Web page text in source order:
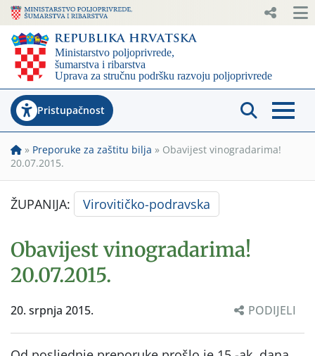
Pristupačnost
» Preporuke za zaštitu bilja » Obavijest vinogradarima!
20.07.2015.
ŽUPANIJA: Virovitičko-podravska
Obavijest vinogradarima!
20.07.2015.
20. srpnja 2015. PODIJELI